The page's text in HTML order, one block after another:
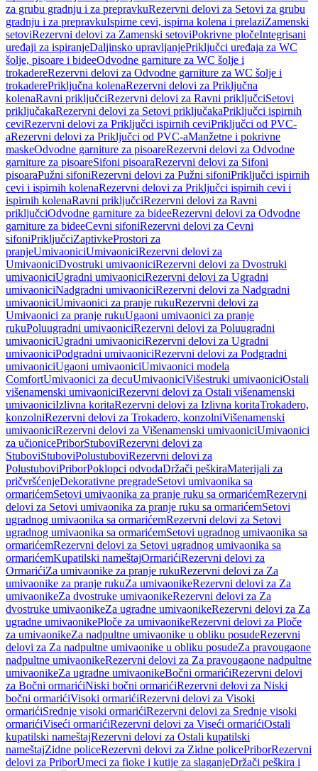
za grubu gradnju i za prepravkuRezervni delovi za Setovi za grubu
gradnju i za prepravkuIspirne cevi, ispirna kolena i prelaziZamenski
setoviRezervni delovi za Zamenski setoviPokrivne pločeIntegrisani
uređaji za ispiranjeDaljinsko upravljanjePriključci uređaja za WC
šolje, pisoare i bideeOdvodne garniture za WC šolje i
trokadereRezervni delovi za Odvodne garniture za WC šolje i
trokaderePriključna kolenaRezervni delovi za Priključna
kolenaRavni priključciRezervni delovi za Ravni priključciSetovi
priključakaRezervni delovi za Setovi priključakaPriključci ispirnih
ceviRezervni delovi za Priključci ispirnih ceviPriključci od PVC-
aRezervni delovi za Priključci od PVC-aManžetne i pokrivne
maskeOdvodne garniture za pisoareRezervni delovi za Odvodne
garniture za pisoareSifoni pisoaraRezervni delovi za Sifoni
pisoaraPužni sifoniRezervni delovi za Pužni sifoniPriključci ispirnih
cevi i ispirnih kolenaRezervni delovi za Priključci ispirnih cevi i
ispirnih kolenaRavni priključciRezervni delovi za Ravni
priključciOdvodne garniture za bideeRezervni delovi za Odvodne
garniture za bideeCevni sifoniRezervni delovi za Cevni
sifoniPriključciZaptivkeProstori za
pranjeUmivaoniciUmivaoniciRezervni delovi za
UmivaoniciDvostruki umivaoniciRezervni delovi za Dvostruki
umivaoniciUgradni umivaoniciRezervni delovi za Ugradni
umivaoniciNadgradni umivaoniciRezervni delovi za Nadgradni
umivaoniciUmivaonici za pranje rukuRezervni delovi za
Umivaonici za pranje rukuUgaoni umivaonici za pranje
rukuPoluugradni umivaoniciRezervni delovi za Poluugradni
umivaoniciUgradni umivaoniciRezervni delovi za Ugradni
umivaoniciPodgradni umivaoniciRezervni delovi za Podgradni
umivaoniciUgaoni umivaoniciUmivaonici modela
ComfortUmivaonici za decuUmivaoniciVišestruki umivaoniciOstali
višenamenski umivaoniciRezervni delovi za Ostali višenamenski
umivaoniciIzlivna koritaRezervni delovi za Izlivna koritaTrokadero,
konzolniRezervni delovi za Trokadero, konzolniVišenamenski
umivaoniciRezervni delovi za Višenamenski umivaoniciUmivaonici
za učionicePriborStuboviRezervni delovi za
StuboviStuboviPolustuboviRezervni delovi za
PolustuboviPriborPoklopci odvodaDržači peškiraMaterijali za
pričvršćenjeDekorativne pregradeSetovi umivaonika sa
ormarićemSetovi umivaonika za pranje ruku sa ormarićemRezervni
delovi za Setovi umivaonika za pranje ruku sa ormarićemSetovi
ugradnog umivaonika sa ormarićemRezervni delovi za Setovi
ugradnog umivaonika sa ormarićemSetovi ugradnog umivaonika sa
ormarićemRezervni delovi za Setovi ugradnog umivaonika sa
ormarićemKupatilski nameštajOrmarićiRezervni delovi za
OrmarićiZa umivaonike za pranje rukuRezervni delovi za Za
umivaonike za pranje rukuZa umivaonikeRezervni delovi za Za
umivaonikeZa dvostruke umivaonikeRezervni delovi za Za
dvostruke umivaonikeZa ugradne umivaonikeRezervni delovi za Za
ugradne umivaonikePloče za umivaonikeRezervni delovi za Ploče
za umivaonikeZa nadpultne umivaonike u obliku posudeRezervni
delovi za Za nadpultne umivaonike u obliku posudeZa pravougaone
nadpultne umivaonikeRezervni delovi za Za pravougaone nadpultne
umivaonikeZa ugradne umivaonikeBočni ormarićiRezervni delovi
za Bočni ormarićiNiski bočni ormarićiRezervni delovi za Niski
bočni ormarićiVisoki ormarićiRezervni delovi za Visoki
ormarićiSrednje visoki ormarićiRezervni delovi za Srednje visoki
ormarićiViseći ormarićiRezervni delovi za Viseći ormarićiOstali
kupatilski nameštajRezervni delovi za Ostali kupatilski
nameštajZidne policeRezervni delovi za Zidne policePriborRezervni
delovi za PriborUmeci za fioke i kutije za slaganjeDržači peškira i